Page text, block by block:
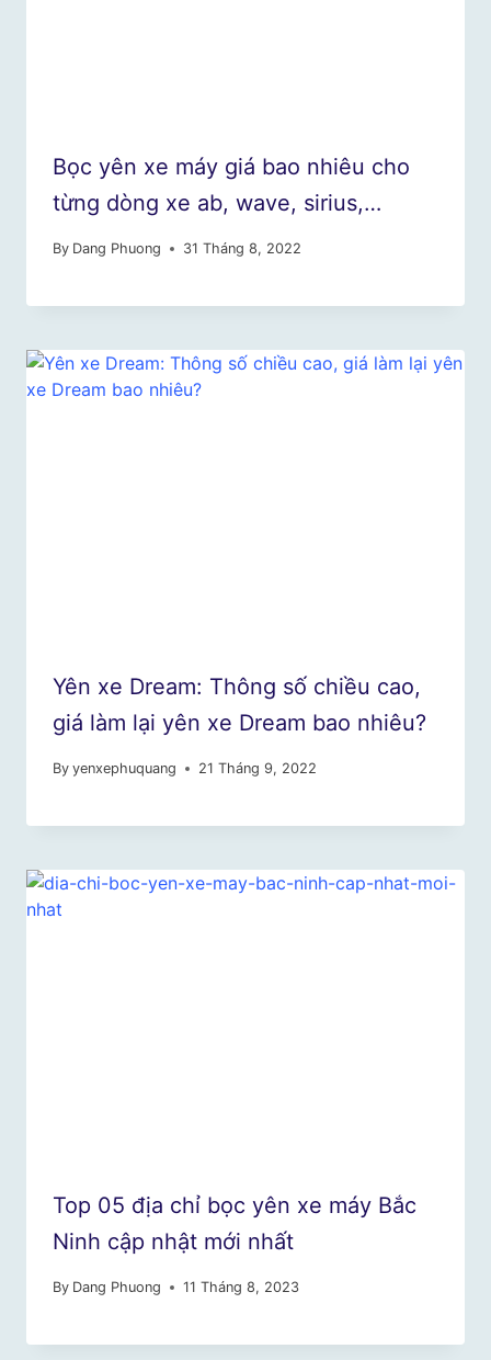
Bọc yên xe máy giá bao nhiêu cho
từng dòng xe ab, wave, sirius,…
By Dang Phuong 31 Tháng 8, 2022
Yên xe Dream: Thông số chiều cao,
giá làm lại yên xe Dream bao nhiêu?
By yenxephuquang 21 Tháng 9, 2022
Top 05 địa chỉ bọc yên xe máy Bắc
Ninh cập nhật mới nhất
By Dang Phuong 11 Tháng 8, 2023